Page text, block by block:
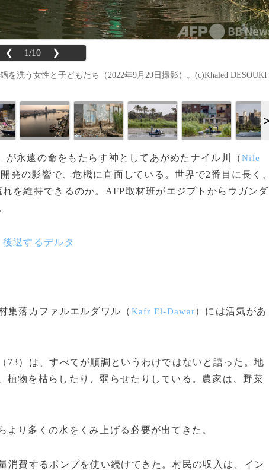
❮ 1/10 ❯
洗う女性と子どもたち（2022年9月29日撮影）。(c)Khaled DESOUKI
が永遠の命をもたらす神としてあがめたナイル川（Nile
発の影響で、危機に直面している。世界で2番目に長く
を維持できるのか。AFP取材班がエジプトからウガンダ
退するデルタ
集落カファルエルダワル（ Kafr El-Dawar）には活気があ
）は、すべてが順調というわけではないと語った。地
植物を枯らしたり、弱らせたりしている。農家は、野菜
り多くの水をくみ上げる必要が出てきた。
費するポンプを使い続けてきた。村民の収入は、イン